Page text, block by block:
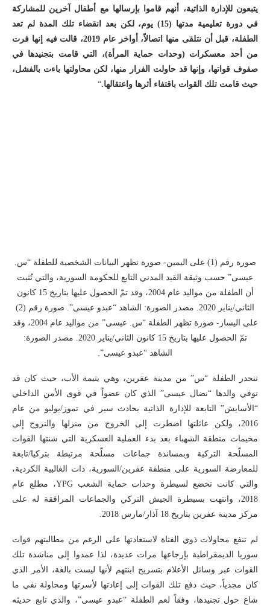
يتبعون للإدارة الذاتية، أنهم قاموا بإرسالها مع أطفال آخرين للمشاركة
في دورة تعليمية مدتها (15) يوم، لكن بعد انقضاء تلك المدة لم تعد
الطفلة، قبل أن نتلقى منها اتصالاً، أواخر عام 2019، قالت فيه إنها فرت
من أحد معسكرات (وحدات حماية المرأة)، التي قامت بتجنيدها في
صفوف قواتها، وإنها قد حاولت الفرار منها، لكن محاولتها باءت بالفشل،
حيث قامت تلك القوات باقتفاء أثرها واعتقالها.“
صورة رقم (1) على اليمين- صورة تظهر البيانات الشخصية للطفلة “س.
عيسى” حسب وثيقة القيد المدني التابع للحكومة السورية، والتي تُثبت
أن الطفلة من مواليد عام 2004، وقد تمّ الحصول عليها بتاريخ 15 كانون
الثاني/يناير 2020. مصدر الصورة: الشاهد “عبدو عيسى”. صورة رقم (2)
على اليسار- صورة تظهر الطفلة “س. عيسى” من مواليد عام 2004، وقد
تمّ الحصول عليها بتاريخ 15 كانون الثاني/يناير 2020. مصدر الصورة:
الشاهد “عبدو عيسى”.
تنحدر الطفلة “س” من مدينة عفرين، وهي يتيمة الأب، حيث كان قد
توفي والدها “نضال عيسى” الذي كان عضواً في قوى الأمن الداخلي
“الأسايش” التابعة للإدارة الذاتية بحادث سير في تموز/يوليو من عام
2016، ولكن عائلتها اضطرت إلى الخروج من منزلها والنزوح إلى
مخيمات منطقة الشهباء بعد بدء العملية العسكرية التي شنتها القوات
المسلّحة التركية وبمساندة جماعات مسلّحة مرتبطة بتركيا/تابعة
للمعارضة السورية على منطقة عفرين/السورية، ذات الغالبية الكردية،
والتي كانت تخضع لسيطرة وحدات حماية الشعب YPG، مطلع عام
2018، وانتهت بسيطرة الجيش التركي والجماعات المرافقة له على
مركز مدينة عفرين بتاريخ 18 آذار/مارس 2018.
لم تنفع محاولات ذوي الفتاة لاستعادتها على الرغم من مطالبتهم قوات
سوريا الديمقراطية بإرجاعها مرات عديدة، لذا عمدوا إلى مناشدة تلك
القوات عبر وسائل الأعلام بتسريح ابنتهم لأنها ليست بالغة، الأمر الذي
كان مجدياً، حيث دفع تلك القوات إلى إعادتها لأسرتها ومحاولة نفي ما
شاع حول تجنيدها، وفقاً لعم الطفلة “عبدو عيسى”، والذي تابع حديثه